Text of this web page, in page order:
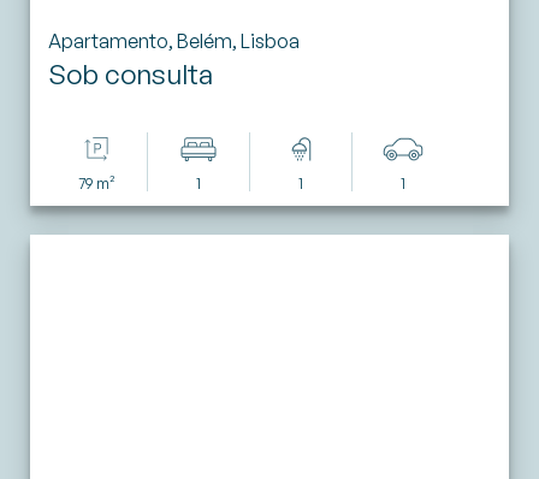
Apartamento, Belém, Lisboa
Sob consulta
79 m² 1 1 1